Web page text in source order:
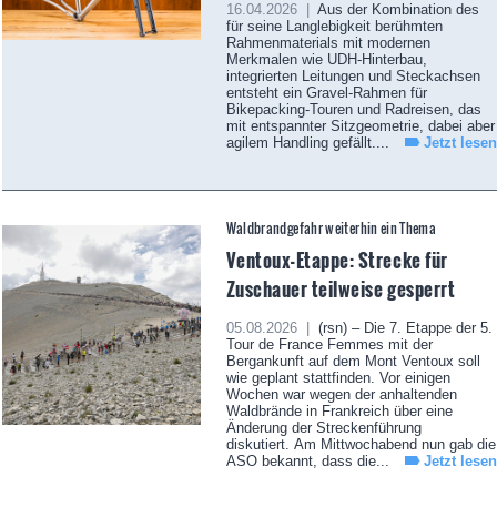
16.04.2026 |
Aus der Kombination des
für seine Langlebigkeit berühmten
Rahmenmaterials mit modernen
Merkmalen wie UDH-Hinterbau,
integrierten Leitungen und Steckachsen
entsteht ein Gravel-Rahmen für
Bikepacking-Touren und Radreisen, das
mit entspannter Sitzgeometrie, dabei aber
agilem Handling gefällt....
Jetzt lesen
Waldbrandgefahr weiterhin ein Thema
Ventoux-Etappe: Strecke für
Zuschauer teilweise gesperrt
05.08.2026 |
(rsn) – Die 7. Etappe der 5.
Tour de France Femmes mit der
Bergankunft auf dem Mont Ventoux soll
wie geplant stattfinden. Vor einigen
Wochen war wegen der anhaltenden
Waldbrände in Frankreich über eine
Änderung der Streckenführung
diskutiert. Am Mittwochabend nun gab die
ASO bekannt, dass die...
Jetzt lesen